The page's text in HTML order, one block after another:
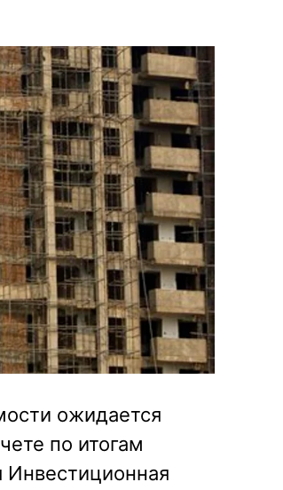
ожидается
по итогам
Инвестиционная